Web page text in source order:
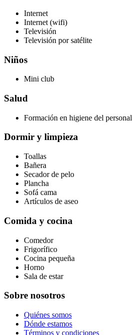
Internet
Internet (wifi)
Televisión
Televisión por satélite
Niños
Mini club
Salud
Formación en higiene del personal
Dormir y limpieza
Toallas
Bañera
Secador de pelo
Plancha
Sofá cama
Artículos de aseo
Comida y cocina
Comedor
Frigorífico
Cocina pequeña
Horno
Sala de estar
Sobre nosotros
Quiénes somos
Dónde estamos
Términos y condiciones